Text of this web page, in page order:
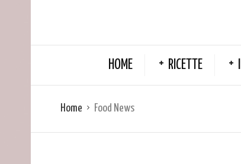
HOME RICETTE
Home Food News